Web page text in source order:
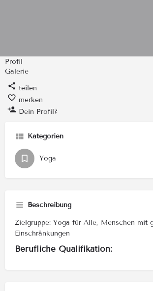
Profil
Galerie
teilen
merken
Dein Profil?
Kategorien
Yoga
Beschreibung
Zielgruppe: Yoga für Alle, Menschen mit
Einschränkungen
Berufliche Qualifikation: